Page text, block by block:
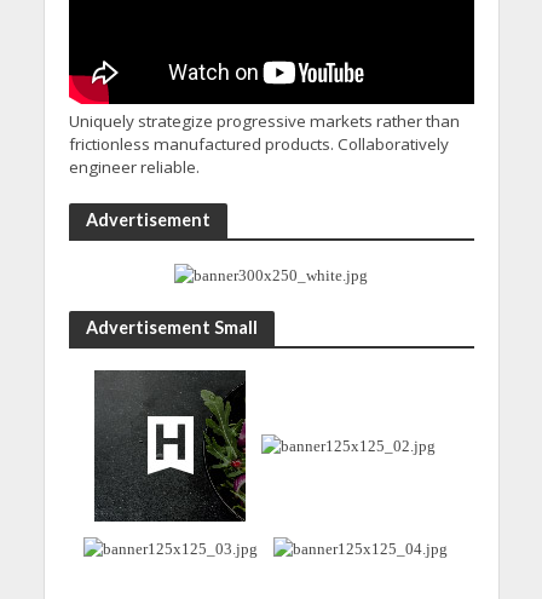
Uniquely strategize progressive markets rather than
frictionless manufactured products. Collaboratively
engineer reliable.
Advertisement
Advertisement Small